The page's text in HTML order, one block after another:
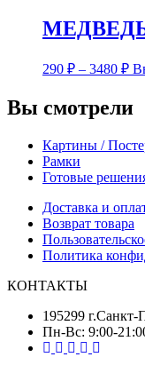
290 ₽ – 3480 ₽
Вы смотрели
Картины /
Рамки
Готовые
Доставка и
Возврат товара
Политика
КОНТАКТЫ
Пн-Вс: 9:00-